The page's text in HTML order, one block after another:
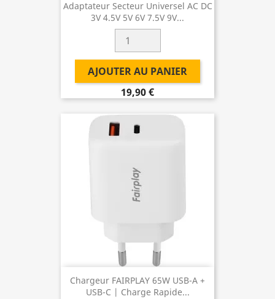
Adaptateur Secteur Universel AC DC
3V 4.5V 5V 6V 7.5V 9V...
AJOUTER AU PANIER
19,90 €
Chargeur FAIRPLAY 65W USB-A +
USB-C | Charge Rapide...